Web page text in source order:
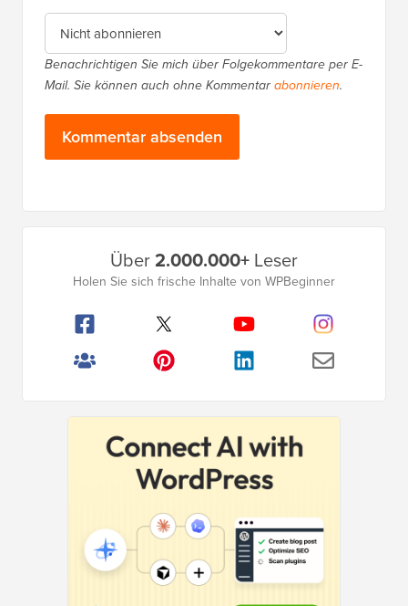
Benachrichtigen Sie mich über Folgekommentare per E-
Mail. Sie können auch ohne Kommentarabonnieren.
Seitenleistenmenü
Über2.000.000+ Leser
Holen Sie sich frische Inhalte von WPBeginner